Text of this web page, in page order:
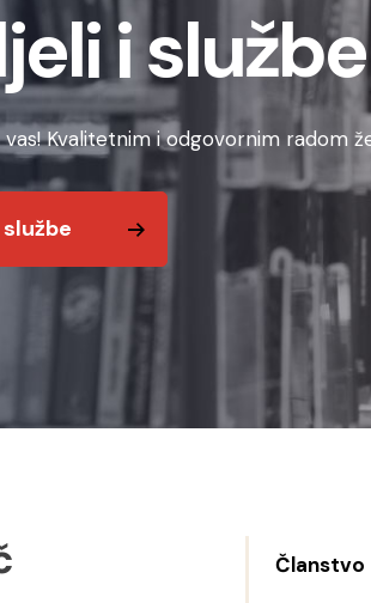
i službe
vas! Kvalitetnim i odgovornim radom
Članstvo